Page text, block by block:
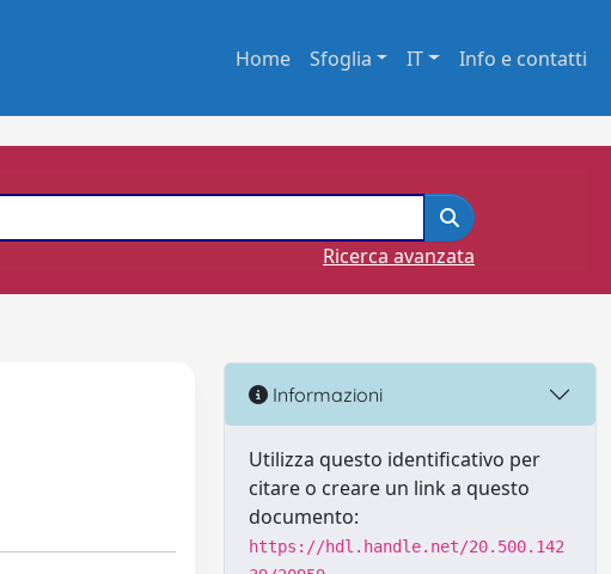
Home Sfoglia IT Info e contatti
Ricerca avanzata
Informazioni
Utilizza questo identificativo per
citare o creare un link a questo
documento:
https://hdl.handle.net/20.500.142